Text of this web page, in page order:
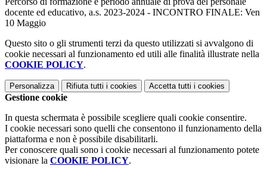
docente ed educativo, a.s. 2023-2024 - INCONTRO FINALE: Ven
10 Maggio
Questo sito o gli strumenti terzi da questo utilizzati si avvalgono di
cookie necessari al funzionamento ed utili alle finalità illustrate nella
COOKIE POLICY.
Personalizza Rifiuta tutti i cookies Accetta tutti i cookies
Gestione cookie
In questa schermata è possibile scegliere quali cookie consentire.
I cookie necessari sono quelli che consentono il funzionamento della
piattaforma e non è possibile disabilitarli.
Per conoscere quali sono i cookie necessari al funzionamento potete
visionare la COOKIE POLICY.